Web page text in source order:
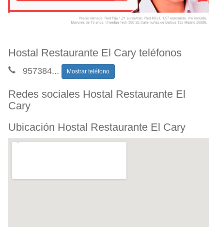
Hostal Restaurante El Cary teléfonos
957384... Mostrar teléfono
Redes sociales Hostal Restaurante El
Cary
Ubicación Hostal Restaurante El Cary